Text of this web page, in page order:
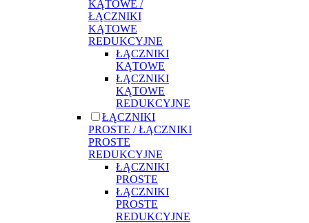
KĄTOWE /
ŁĄCZNIKI
KĄTOWE
REDUKCYJNE
ŁĄCZNIKI
KĄTOWE
ŁĄCZNIKI
KĄTOWE
REDUKCYJNE
ŁĄCZNIKI
PROSTE / ŁĄCZNIKI
PROSTE
REDUKCYJNE
ŁĄCZNIKI
PROSTE
ŁĄCZNIKI
PROSTE
REDUKCYJNE